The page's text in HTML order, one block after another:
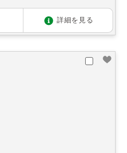
詳細を見る